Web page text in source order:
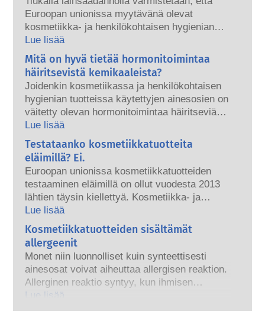
Euroopan unionissa myytävänä olevat
kosmetiikka- ja henkilökohtaisen hygienian
tuotteet ovat turvallisia ihmisille. Yritykset
sekä kansalliset ja Euroopan unionin
viranomaiset ovat yhdessä vastuussa
kosmetiikkatuotteiden turvallisuudesta.
Lue lisää
Mitä on hyvä tietää hormonitoimintaa
häiritsevistä kemikaaleista?
Joidenkin kosmetiikassa ja henkilökohtaisen
hygienian tuotteissa käytettyjen ainesosien on
väitetty olevan hormonitoimintaa häiritseviä
aineita, koska niillä on kyky jäljitellä joitakin
hormoniemme ominaisuuksia. Se, että jokin
aine voi jäljitellä hormonia, ei tarkoita, että se
häiritsee hormonitoimintaa. Monet aineet,
myös luonnonaineet, jäljittelevät hormoneja,
mutta vain harvojen aineiden, ja nämä ovat
enimmäkseen voimakkaita lääkeaineita, on
osoitettu häiritsevän hormonitoimintaa.
Pätevien tieteellisten asiantuntijoiden
tekemissä turvallisuusarvioinneissa, joita
kosmetiikkayrityksiltä lain mukaan
edellytetään, otetaan huomioon kaikki
mahdolliset riskit, myös mahdollisesti
hormonitoimintaa häiritsevät ominaisuudet.
Lue lisää
Testataanko kosmetiikkatuotteita
eläimillä? Ei.
Euroopan unionissa kosmetiikkatuotteiden
testaaminen eläimillä on ollut vuodesta 2013
lähtien täysin kiellettyä. Kosmetiikka- ja
hygieniateollisuus on viimeisen 30 vuoden
aikana – jo kauan ennen eläinkoekiellon
voimaantuloa – panostanut tutkimukseen ja
kehitykseen, jotta kosmetiikan ainesosien ja
tuotteiden turvallisuuden arvioinnissa voitaisiin
käyttää eläinkokeille vaihtoehtoisia
menetelmiä.
Lue lisää
Kosmetiikkatuotteiden sisältämät
allergeenit
Monet niin luonnolliset kuin synteettisesti
ainesosat voivat aiheuttaa allergisen reaktion.
Allerginen reaktio syntyy, kun ihmisen
immuunijärjestelmä reagoi aineisiin, jotka ovat
Lue lisää